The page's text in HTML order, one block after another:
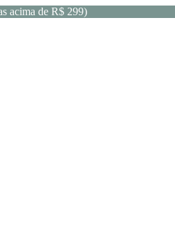
acima de R$ 299)